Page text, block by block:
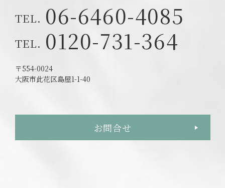
06-6460-4085
0120-731-364
〒554-0024
大阪市此花区島屋1-1-40
お問合せ